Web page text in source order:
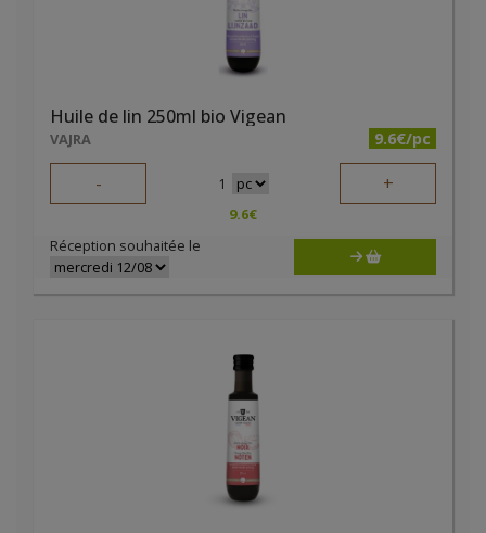
Huile de lin 250ml bio Vigean
VAJRA 9.6€/pc
- 1 +
9.6€
Réception souhaitée le